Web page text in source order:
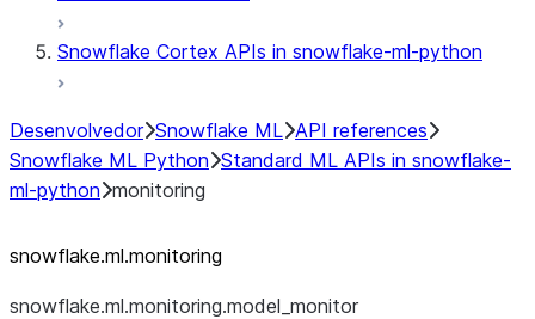
Snowflake Cortex APIs in snowflake-ml-python
Desenvolvedor Snowflake ML API references
Snowflake ML Python Standard ML APIs in snowflake-
ml-python monitoring
snowflake.ml.monitoring
snowflake.ml.monitoring.model_ monitor